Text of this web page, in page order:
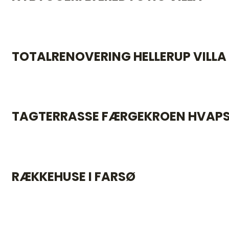
TOTALRENOVERING HELLERUP VILLA
TAGTERRASSE FÆRGEKROEN
RÆKKEHUSE I FARSØ